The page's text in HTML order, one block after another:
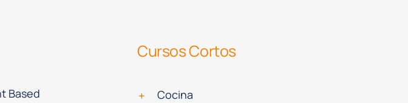
Based
Cursos Cortos
Cocina